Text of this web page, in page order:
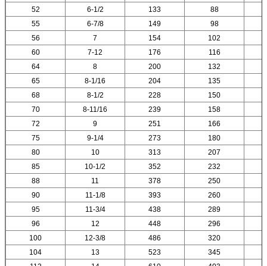
52
6-1/2 133
88
55
6-7/8 149
98
56
7 154
102
60
7-12 176
116
64
8 200
132
65
8-1/16 204
135
68
8-1/2 228
150
70
8-11/16 239 158
72
9 251
166
75
9-1/4 273
180
80
10 313
207
85
10-1/2 352
232
88
11 378
250
90
11-1/8 393
260
95
11-3/4 438
289
96
12 448
296
100
12-3/8 486
320
104
13 523
345